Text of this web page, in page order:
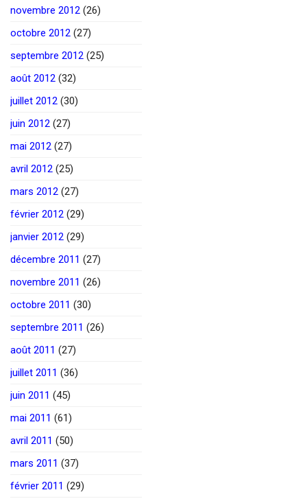
novembre 2012 (26)
octobre 2012 (27)
septembre 2012 (25)
août 2012 (32)
juillet 2012 (30)
juin 2012 (27)
mai 2012 (27)
avril 2012 (25)
mars 2012 (27)
février 2012 (29)
janvier 2012 (29)
décembre 2011 (27)
novembre 2011 (26)
octobre 2011 (30)
septembre 2011 (26)
août 2011 (27)
juillet 2011 (36)
juin 2011 (45)
mai 2011 (61)
avril 2011 (50)
mars 2011 (37)
février 2011 (29)